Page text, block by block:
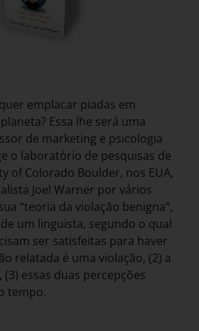
emplacar piadas em
Essa lhe será uma
de marketing e psicologia
o laboratório de pesquisas de
of Colorado Boulder, nos EUA,
Joel Warner por vários
“teoria da violação benigna”,
um linguista, segundo o qual
ser satisfeitas para haver
relatada é uma violação, (2) a
essas duas percepções
tempo.